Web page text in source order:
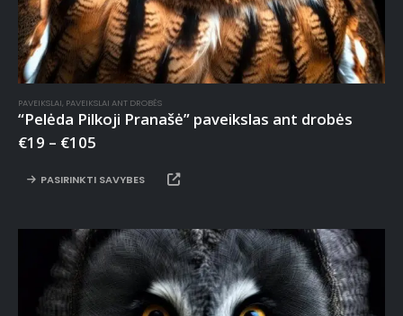
PAVEIKSLAI, PAVEIKSLAI ANT DROBĖS
“Pelėda Pilkoji Pranašė” paveikslas ant drobės
€19 – €105
PASIRINKTI SAVYBES